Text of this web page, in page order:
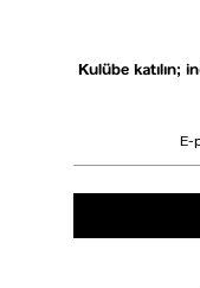
Kulübe katılın;